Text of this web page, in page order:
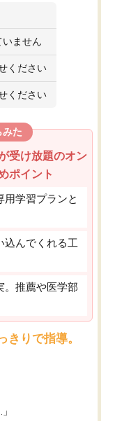
ません
ください
ください
みた
受け放題のオン
ポイント
学習プランと
込んでくれる工
。推薦や医学部
りで指導。